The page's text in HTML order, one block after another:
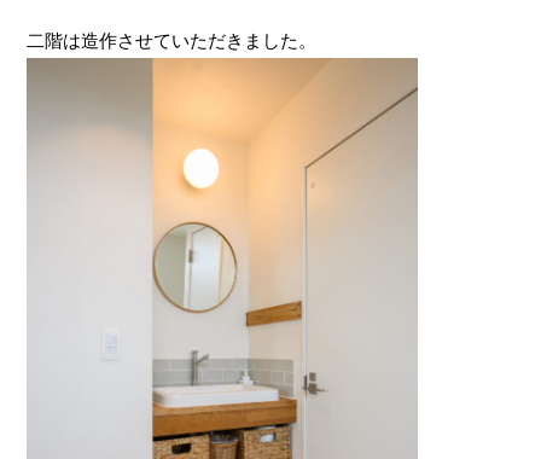
二階は造作させていただきました。